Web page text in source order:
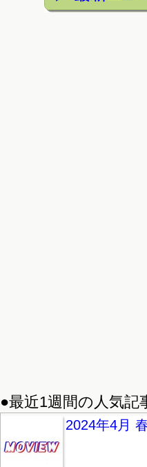
●最近1週間の人気記
2024年4月